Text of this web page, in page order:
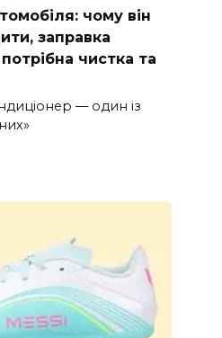
чому він
заправка
чистка та
— один із